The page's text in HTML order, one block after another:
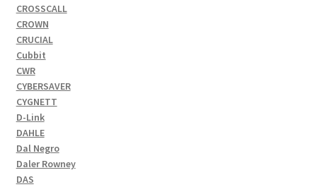
CROSSCALL
CROWN
CRUCIAL
Cubbit
CWR
CYBERSAVER
CYGNETT
D-Link
DAHLE
Dal Negro
Daler Rowney
DAS